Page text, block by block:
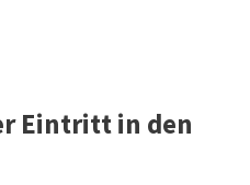
Eintritt in den